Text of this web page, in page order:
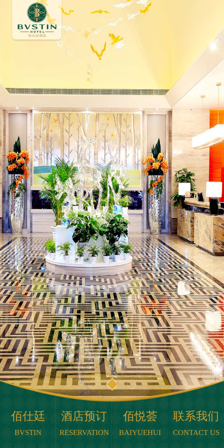
佰仕廷
BVSTIN
酒店预订
RESERVATION
佰悦荟
BAIYUEHUI
联系我们
CONTACT US